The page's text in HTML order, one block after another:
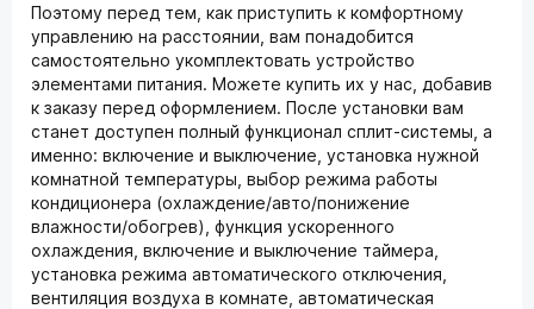
Поэтому перед тем, как приступить к комфортному
управлению на расстоянии, вам понадобится
самостоятельно укомплектовать устройство
элементами питания. Можете купить их у нас, добавив
к заказу перед оформлением. После установки вам
станет доступен полный функционал сплит-системы, а
именно: включение и выключение, установка нужной
комнатной температуры, выбор режима работы
кондиционера (охлаждение/авто/понижение
влажности/обогрев), функция ускоренного
охлаждения, включение и выключение таймера,
установка режима автоматического отключения,
вентиляция воздуха в комнате, автоматическая